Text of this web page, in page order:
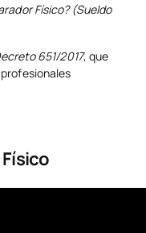
Físico? (Sueldo
651/2017, que